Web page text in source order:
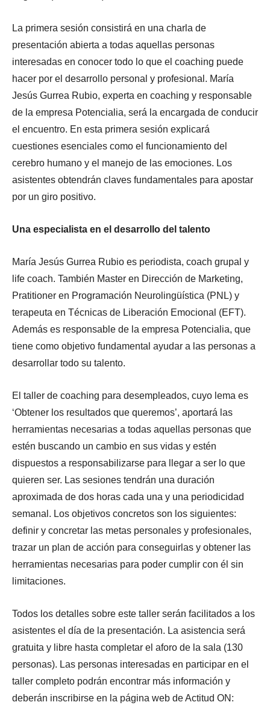
La primera sesión consistirá en una charla de
presentación abierta a todas aquellas personas
interesadas en conocer todo lo que el coaching puede
hacer por el desarrollo personal y profesional. María
Jesús Gurrea Rubio, experta en coaching y responsable
de la empresa Potencialia, será la encargada de conducir
el encuentro. En esta primera sesión explicará
cuestiones esenciales como el funcionamiento del
cerebro humano y el manejo de las emociones. Los
asistentes obtendrán claves fundamentales para apostar
por un giro positivo.
Una especialista en el desarrollo del talento
María Jesús Gurrea Rubio es periodista, coach grupal y
life coach. También Master en Dirección de Marketing,
Pratitioner en Programación Neurolingüística (PNL) y
terapeuta en Técnicas de Liberación Emocional (EFT).
Además es responsable de la empresa Potencialia, que
tiene como objetivo fundamental ayudar a las personas a
desarrollar todo su talento.
El taller de coaching para desempleados, cuyo lema es
‘Obtener los resultados que queremos’, aportará las
herramientas necesarias a todas aquellas personas que
estén buscando un cambio en sus vidas y estén
dispuestos a responsabilizarse para llegar a ser lo que
quieren ser. Las sesiones tendrán una duración
aproximada de dos horas cada una y una periodicidad
semanal. Los objetivos concretos son los siguientes:
definir y concretar las metas personales y profesionales,
trazar un plan de acción para conseguirlas y obtener las
herramientas necesarias para poder cumplir con él sin
limitaciones.
Todos los detalles sobre este taller serán facilitados a los
asistentes el día de la presentación. La asistencia será
gratuita y libre hasta completar el aforo de la sala (130
personas). Las personas interesadas en participar en el
taller completo podrán encontrar más información y
deberán inscribirse en la página web de Actitud ON: